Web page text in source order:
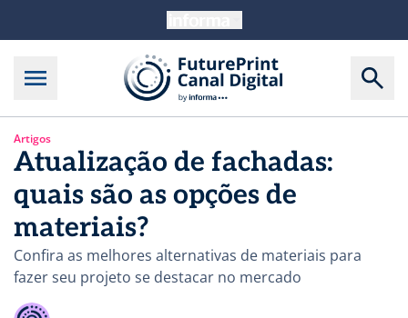
Artigos
Atualização de fachadas:
quais são as opções de
materiais?
Confira as melhores alternativas de materiais para
fazer seu projeto se destacar no mercado